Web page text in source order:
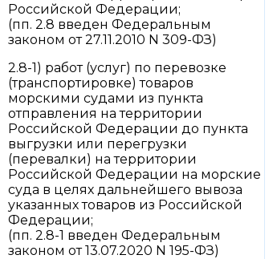
Российской Федерации;
(пп. 2.8 введен Федеральным
законом от 27.11.2010 N 309-ФЗ)
2.8-1) работ (услуг) по перевозке
(транспортировке) товаров
морскими судами из пункта
отправления на территории
Российской Федерации до пункта
выгрузки или перегрузки
(перевалки) на территории
Российской Федерации на морские
суда в целях дальнейшего вывоза
указанных товаров из Российской
Федерации;
(пп. 2.8-1 введен Федеральным
законом от 13.07.2020 N 195-ФЗ)